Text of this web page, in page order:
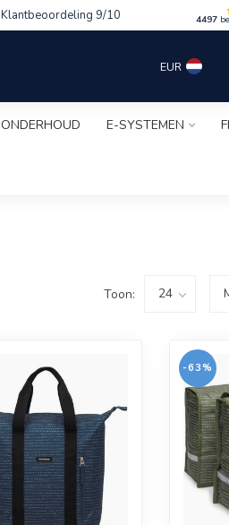
Klantbeoordeling 9/10 4497
EUR
ONDERHOUD E-SYSTEMEN
Toon:
-63%